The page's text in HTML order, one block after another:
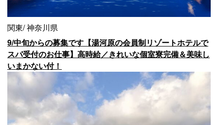
関東 神奈川県
9/中旬からの募集です【湯河原の会員制リゾートホテルで
スパ受付のお仕事】高時給／きれいな個室寮完備＆美味し
いまかない付！